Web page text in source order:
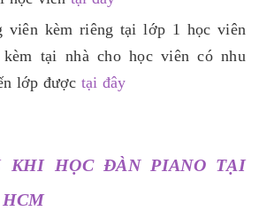
viên kèm riêng tại lớp 1 học viên
tại nhà cho học viên có nhu
lớp được tại đây
KHI HỌC ĐÀN PIANO TẠI
HCM